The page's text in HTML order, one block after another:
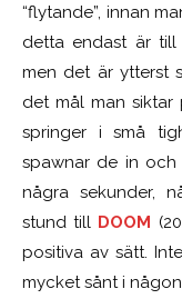
“flytande”, innan
detta endast är
men det är ytterst
det mål man
springer i små
spawnar de in
några sekunder,
stund till DOOM
positiva av sätt.
mycket sånt i